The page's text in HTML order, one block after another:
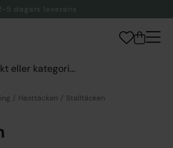
Fri frakt över 499 kr ✔ 2-5 dagars
Hästtäcken Stalltäcken